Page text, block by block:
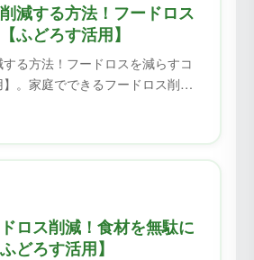
減する方法！フードロス
ふどろす活用】
る方法！フードロスを減らすコ
。家庭でできるフードロス削減
どろすを使えば、食材を無駄にせ
減できます。
ロス削減！食材を無駄に
どろす活用】